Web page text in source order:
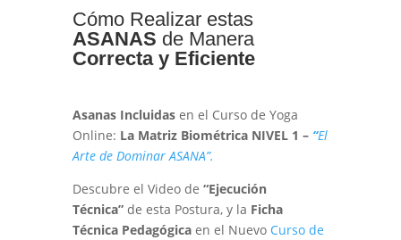
Cómo Realizar estas
ASANAS de Manera
Correcta y Eficiente
Asanas Incluidas en el Curso de Yoga
Online: La Matriz Biométrica NIVEL 1 – “El
Arte de Dominar ASANA”.
Descubre el Video de “Ejecución
Técnica” de esta Postura, y la Ficha
Técnica Pedagógica en el Nuevo Curso de